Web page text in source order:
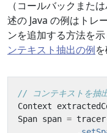
（コールバックまた
述の Java の例はトレ
ンを追加する方法を
ンテキスト抽出の例
// コンテキストを抽
Context
Span span = tracer